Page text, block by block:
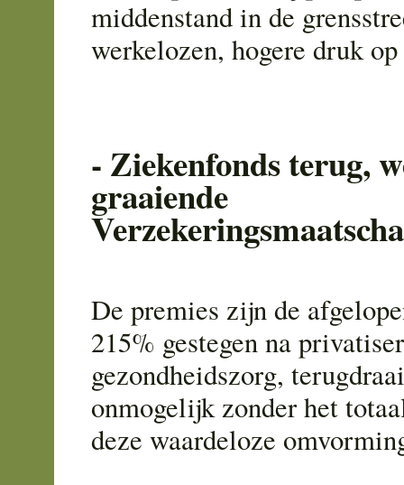
middenstand in de
werkelozen, hogere druk
- Ziekenfonds terug,
graaiende
De premies zijn de
215% gestegen na
gezondheidszorg,
onmogelijk zonder het
deze waardeloze